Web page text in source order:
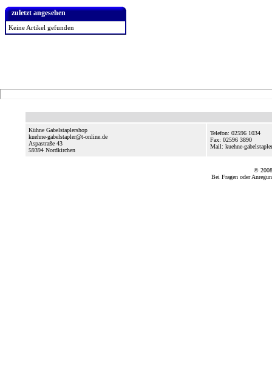
zuletzt angesehen
Keine Artikel gefunden
Kühne Gabelstaplershop
kuehne-gabelstapler@t-online.de
Aspastraße 43
59394 Nordkirchen
Telefon: 02596 1034
Fax: 02596 3890
Mail: kuehne-
© 2008
Bei Fragen oder